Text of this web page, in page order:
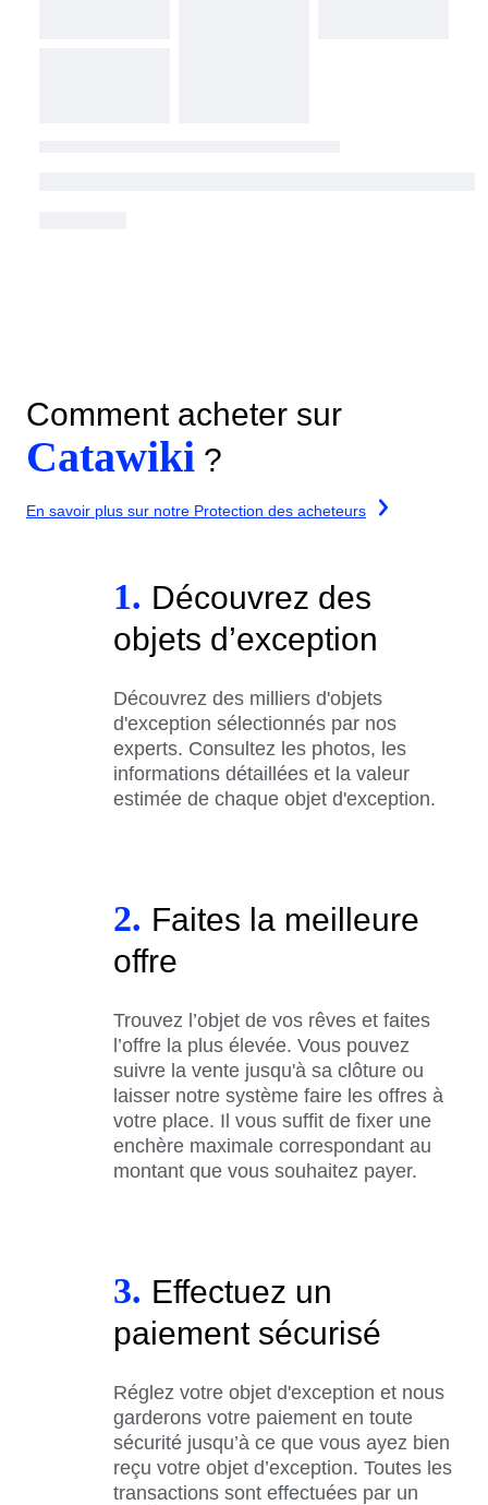
Comment acheter sur
Catawiki ?
En savoir plus sur notre Protection des acheteurs
1. Découvrez des
objets d’exception
Découvrez des milliers d'objets
d'exception sélectionnés par nos
experts. Consultez les photos, les
informations détaillées et la valeur
estimée de chaque objet d'exception.
2. Faites la meilleure
offre
Trouvez l’objet de vos rêves et faites
l’offre la plus élevée. Vous pouvez
suivre la vente jusqu'à sa clôture ou
laisser notre système faire les offres à
votre place. Il vous suffit de fixer une
enchère maximale correspondant au
montant que vous souhaitez payer.
3. Effectuez un
paiement sécurisé
Réglez votre objet d'exception et nous
garderons votre paiement en toute
sécurité jusqu’à ce que vous ayez bien
reçu votre objet d’exception. Toutes les
transactions sont effectuées par un